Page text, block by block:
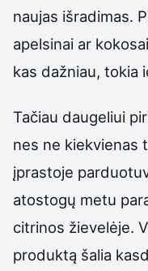
naujas išradimas.
apelsinai ar
kas dažniau, tokia
Tačiau daugeliui
nes ne kiekvienas
įprastoje
atostogų metu
citrinos žievelėje.
produktą šalia